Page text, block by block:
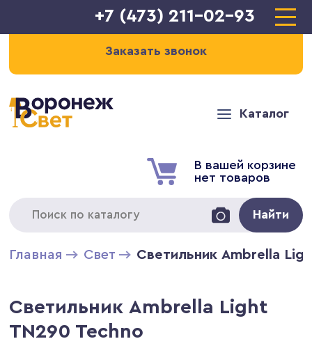
+7 (473) 211-02-93
Заказать звонок
Каталог
В вашей корзине
нет товаров
Найти
Главная Свет Светильник Ambrella
Светильник Ambrella Light
TN290 Techno